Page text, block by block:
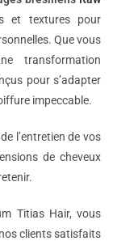
et textures pour
Que vous
transformation
pour s’adapter
impeccable.
l’entretien de vos
de cheveux
Titias Hair, vous
clients satisfaits